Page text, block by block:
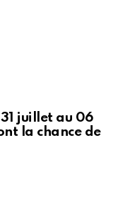
juillet au 06
la chance de